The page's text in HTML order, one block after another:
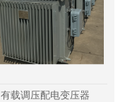
有载调压配电变压器